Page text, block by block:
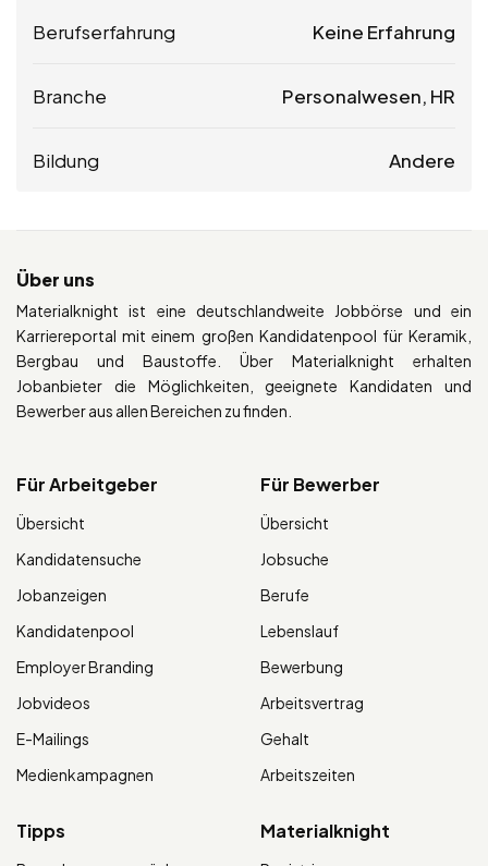
Berufserfahrung Keine Erfahrung
Branche Personalwesen, HR
Bildung Andere
Über uns
Materialknight ist eine deutschlandweite Jobbörse und ein
Karriereportal mit einem großen Kandidatenpool für Keramik,
Bergbau und Baustoffe. Über Materialknight erhalten
Jobanbieter die Möglichkeiten, geeignete Kandidaten und
Bewerber aus allen Bereichen zu finden.
Für Arbeitgeber
Übersicht
Kandidatensuche
Jobanzeigen
Kandidatenpool
Employer Branding
Jobvideos
E-Mailings
Medienkampagnen
Für Bewerber
Übersicht
Jobsuche
Berufe
Lebenslauf
Bewerbung
Arbeitsvertrag
Gehalt
Arbeitszeiten
Tipps Materialknight